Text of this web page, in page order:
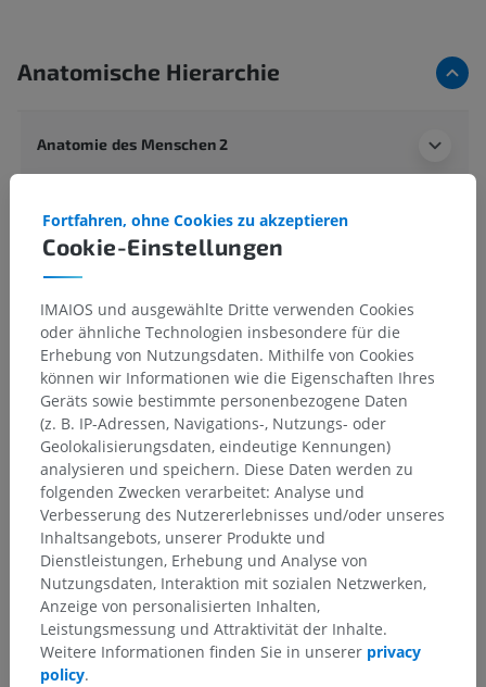
Anatomische Hierarchie
Anatomie des Menschen 2
Systematische Anatomie> Nervensystem
Zentraler Abschnitt; Zentralnervensystem
Darunterliegende Strukturen:Für dieses anatomische
Teil gibt es keine zugehörigen Strukturen
Vergleichende Anatomie bei Tieren
Übersetzungen
Sie haben einen Fehler gefunden?
Cookie-Einstellungen
Fortfahren, ohne Cookies zu akzeptieren
IMAIOS und ausgewählte Dritte verwenden Cookies
oder ähnliche Technologien insbesondere für die
Erhebung von Nutzungsdaten. Mithilfe von Cookies
können wir Informationen wie die Eigenschaften Ihres
Geräts sowie bestimmte personenbezogene Daten
(z. B. IP-Adressen, Navigations-, Nutzungs- oder
Geolokalisierungsdaten, eindeutige Kennungen)
analysieren und speichern. Diese Daten werden zu
folgenden Zwecken verarbeitet: Analyse und
Verbesserung des Nutzererlebnisses und/oder unseres
Inhaltsangebots, unserer Produkte und
Dienstleistungen, Erhebung und Analyse von
Nutzungsdaten, Interaktion mit sozialen Netzwerken,
Anzeige von personalisierten Inhalten,
Leistungsmessung und Attraktivität der Inhalte.
Weitere Informationen finden Sie in unserer privacy
policy.